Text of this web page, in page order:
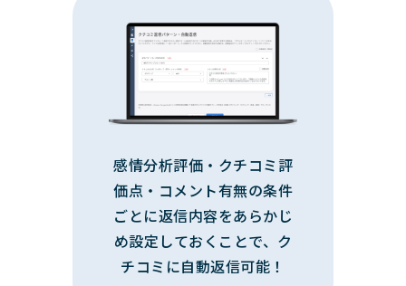
感情分析評価・クチコミ評
価点・コメント有無の条件
ごとに返信内容をあらかじ
め設定しておくことで、ク
チコミに自動返信可能！